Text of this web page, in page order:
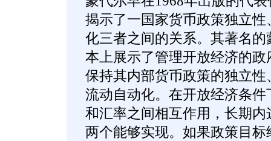
揭示了一国家货币政策独立
化三者之间的关系。其著名
本上展示了管理开放经济的
保持其内部货币政策的独立
流动自动化。在开放经济条
和汇率之间相互作用，长期
两个能够实现。如果政策目